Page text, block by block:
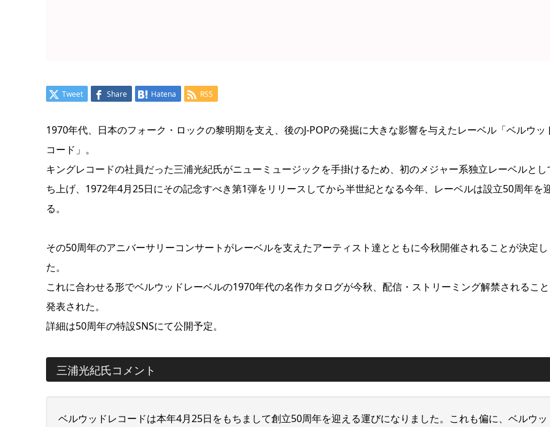
Tweet Share Hatena RSS
1970年代、日本のフォーク・ロックの黎明期を支え、後のJ-POPの発掘に大きな影響を与えたレーベル「ベルウッ
コード」。
キングレコードの社員だった三浦光紀氏がニューミュージックを手掛けるため、初のメジャー系独立レーベルとし
ち上げ、1972年4月25日にその記念すべき第1弾をリリースしてから半世紀となる今年、レーベルは設立50周年を
る。
その50周年のアニバーサリーコンサートがレーベルを支えたアーティスト達とともに今秋開催されることが決定し
た。
これに合わせる形でベルウッドレーベルの1970年代の名作カタログが今秋、配信・ストリーミング解禁されるこ
発表された。
詳細は50周年の特設SNSにて公開予定。
三浦光紀氏コメント
ベルウッドレコードは本年4月25日をもちまして創立50周年を迎える運びになりました。これも偏に、ベルウッ